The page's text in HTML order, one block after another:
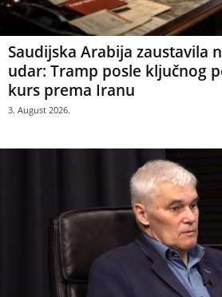
Saudijska Arabija zaustavila
udar: Tramp posle ključnog
kurs prema Iranu
3. August 2026.